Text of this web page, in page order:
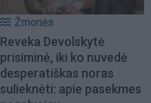
Žmonės
Reveka Devolskytė
prisiminė, iki ko nuvedė
desperatiškas noras
sulieknėti: apie pasekmes